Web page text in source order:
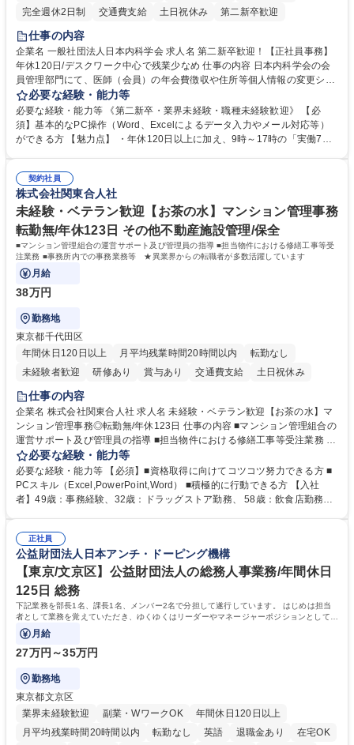
完全週休2日制
交通費支給 土日祝休み 第二新卒歓迎
仕事の内容
企業名 一般社団法人日本内科学会 求人名 第二新卒歓迎！【正社員事務】
年休120日/デスクワーク中心で残業少なめ 仕事の内容 日本内科学会の会
員管理部門にて、医師（会員）の年会費徴収や住所等個人情報の変更シス
テム入力、電話・FAX対応をお任せします。将来的には、各種委員会の運
営事務局業務などにも幅広く携わっていただきます。 【会員管理・データ
入力業務】 ・医師（会員）の住所変更、個人情報のシステム登録・更新
・年会費の徴収管理や入金データの照合確認 【問い合わせ対応】 ・会員
年休120日/デスクワーク中心で残業少なめ
必要な経験・能力等
必要な経験・能力等 《第二新卒・業界未経験・職種未経験歓迎》 【必
須】基本的なPC操作（Word、Excelによるデータ入力やメール対応等）
ができる方 【魅力点】 ・年休120日以上に加え、9時～17時の「実働7時
整、資料作成、当日の運営サポート 学歴・資格 学歴：大学院 大学 語学
力： 資格：
契約社員
株式会社関東合人社
未経験・ベテラン歓迎【お茶の水】マンション管理事務
転勤無/年休123日 その他不動産施設管理/保全
■マンション管理組合の運営サポート及び管理員の指導 ■担当物件における修繕工事等受
注業務 ■事務所内での事務業務等 ★異業界からの転職者が多数活躍しています
月給
38万円
勤務地
東京都千代田区
年間休日120日以上
月平均残業時間20時間以内
転勤なし
未経験者歓迎
研修あり 賞与あり 交通費支給 土日祝休み
仕事の内容
企業名 株式会社関東合人社 求人名 未経験・ベテラン歓迎【お茶の水】マ
ンション管理事務◎転勤無/年休123日 仕事の内容 ■マンション管理組合の
運営サポート及び管理員の指導 ■担当物件における修繕工事等受注業務 ■
事務所内での事務業務等 ★異業界からの転職者が多数活躍しています
【年収補足】532万円 ＋別途インセンティヴで平均約100万円/年（昨年度
実績） ＋管理業務主任者資格手当50,000円/月 ★親会社である株式会社合
人社計画研究所社のグループ会社として、質の高いサービスと適性価格を
無/年休123日
必要な経験・能力等
必要な経験・能力等 【必須】■資格取得に向けてコツコツ努力できる方 ■
PCスキル（Excel,PowerPoint,Word） ■積極的に行動できる方 【入社
者】49歳：事務経験、32歳：ドラッグストア勤務、 58歳：飲食店勤務
得出来ております！ 【魅力】■フレックス制度、未経験からでも下限年収
を一律支給！ ■管理業務主任者資格取得後には50,000円/月の手当あり！
学歴・資格 学歴：大学院 大学 高専 短大 専修学校 高校 語学力： 資格：第
一種運転免許普通自動車
正社員
公益財団法人日本アンチ・ドーピング機構
【東京/文京区】公益財団法人の総務人事業務/年間休日
125日 総務
下記業務を部長1名、課長1名、メンバー2名で分担して遂行しています。 はじめは担当
者として業務を覚えていただき、ゆくゆくはリーダーやマネージャーポジションとして活
躍いただくことを期待しています。
月給
27万円～35万円
勤務地
東京都文京区
業界未経験歓迎
副業・WワークOK
年間休日120日以上
月平均残業時間20時間以内
転勤なし 英語 退職金あり
在宅OK